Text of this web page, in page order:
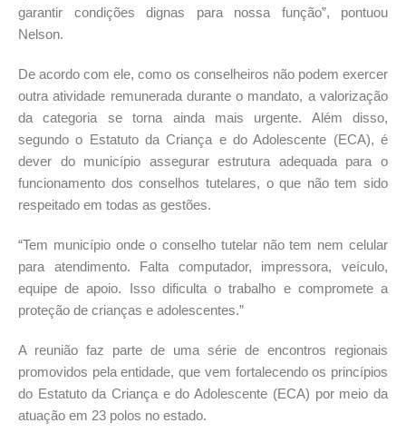
garantir condições dignas para nossa função”, pontuou
Nelson.
De acordo com ele, como os conselheiros não podem exercer
outra atividade remunerada durante o mandato, a valorização
da categoria se torna ainda mais urgente. Além disso,
segundo o Estatuto da Criança e do Adolescente (ECA), é
dever do município assegurar estrutura adequada para o
funcionamento dos conselhos tutelares, o que não tem sido
respeitado em todas as gestões.
“Tem município onde o conselho tutelar não tem nem celular
para atendimento. Falta computador, impressora, veículo,
equipe de apoio. Isso dificulta o trabalho e compromete a
proteção de crianças e adolescentes.”
A reunião faz parte de uma série de encontros regionais
promovidos pela entidade, que vem fortalecendo os princípios
do Estatuto da Criança e do Adolescente (ECA) por meio da
atuação em 23 polos no estado.